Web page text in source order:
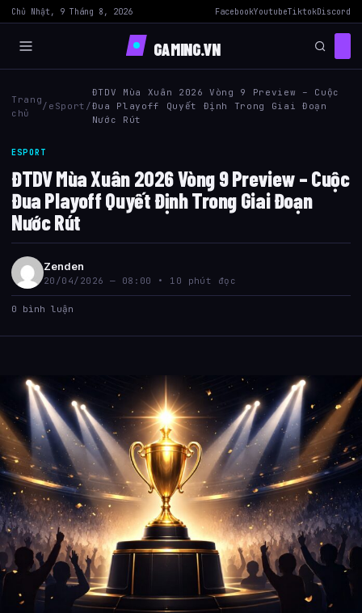
Chủ Nhật, 9 Tháng 8, 2026 FacebookYoutubeTiktokDiscord
GAMING.VN
Trang
chủ
/ eSport /
ĐTDV Mùa Xuân 2026 Vòng 9 Preview – Cuộc
Đua Playoff Quyết Định Trong Giai Đoạn
Nước Rút
ESPORT
ĐTDV Mùa Xuân 2026 Vòng 9 Preview – Cuộc
Đua Playoff Quyết Định Trong Giai Đoạn
Nước Rút
Zenden
20/04/2026 — 08:00 • 10 phút đọc
0 bình luận